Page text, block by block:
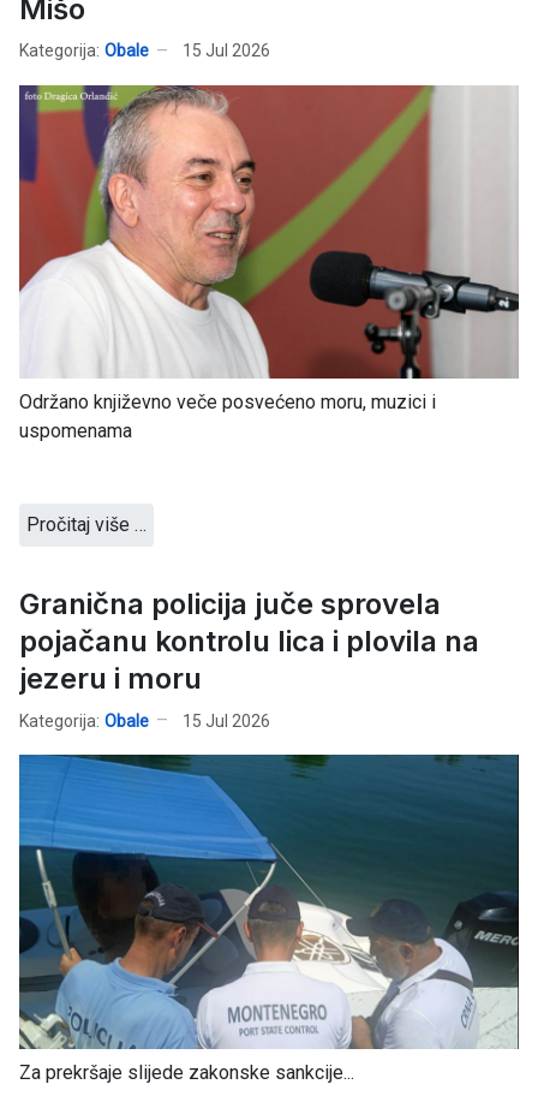
Mišo
Kategorija: Obale 15 Jul 2026
Održano književno veče posvećeno moru, muzici i
uspomenama
Pročitaj više …
Granična policija juče sprovela
pojačanu kontrolu lica i plovila na
jezeru i moru
Kategorija: Obale 15 Jul 2026
Za prekršaje slijede zakonske sankcije...